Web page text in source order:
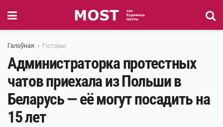
Галоўная Гісторыі
Администраторка протестных
чатов приехала из Польши в
Беларусь — её могут посадить на
15 лет